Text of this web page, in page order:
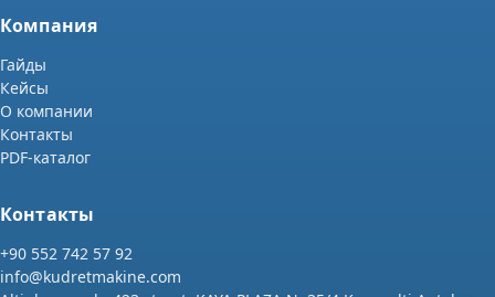
Компания
Гайды
Кейсы
О компании
Контакты
PDF-каталог
Контакты
+90 552 742 57 92
info@kudretmakine.com